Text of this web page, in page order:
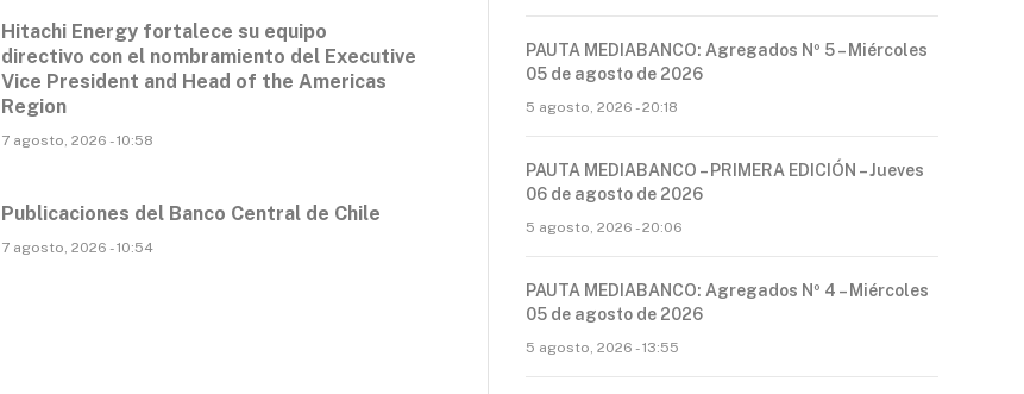
Hitachi Energy fortalece su equipo
directivo con el nombramiento del Executive
Vice President and Head of the Americas
Region
7 agosto, 2026 - 10:58
Publicaciones del Banco Central de Chile
7 agosto, 2026 - 10:54
PAUTA MEDIABANCO: Agregados Nº 5 – Miércoles
05 de agosto de 2026
5 agosto, 2026 - 20:18
PAUTA MEDIABANCO – PRIMERA EDICIÓN – Jueves
06 de agosto de 2026
5 agosto, 2026 - 20:06
PAUTA MEDIABANCO: Agregados Nº 4 – Miércoles
05 de agosto de 2026
5 agosto, 2026 - 13:55